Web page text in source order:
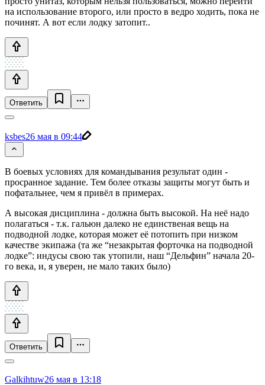
на использование второго, или просто в ведро ходить, пока не
починят. А вот если лодку затопит..
Ответить
ksbes26 мая в 09:44
В боевых условиях для командывания результат один -
просранное задание. Тем более отказы защиты могут быть и
пофатальнее, чем я привёл в примерах.
А высокая дисциплина - должна быть высокой. На неё надо
полагаться - т.к. гальюн далеко не единственая вещь на
подводной лодке, которая может её потопить при низком
качестве экипажа (та же “незакрытая форточка на подводной
лодке”: индусы свою так утопили, наш “Дельфин” начала 20-
го века, и, я уверен, не мало таких было)
Ответить
Galkihtuw26 мая в 13:18